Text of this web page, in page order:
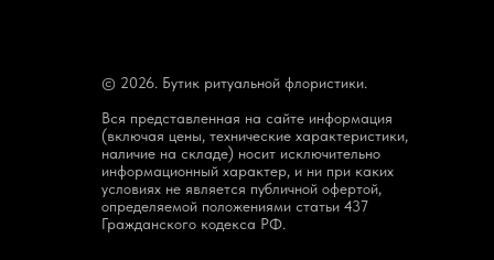
© 2026. Бутик ритуальной флористики.
Вся представленная на сайте информация
(включая цены, технические характеристики,
наличие на складе) носит исключительно
информационный характер, и ни при каких
условиях не является публичной офертой,
определяемой положениями статьи 437
Гражданского кодекса РФ.